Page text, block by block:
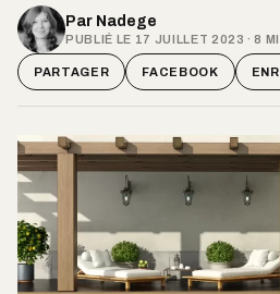
Par Nadege
PUBLIÉ LE 17 JUILLET 2023 · 8
PARTAGER FACEBOOK